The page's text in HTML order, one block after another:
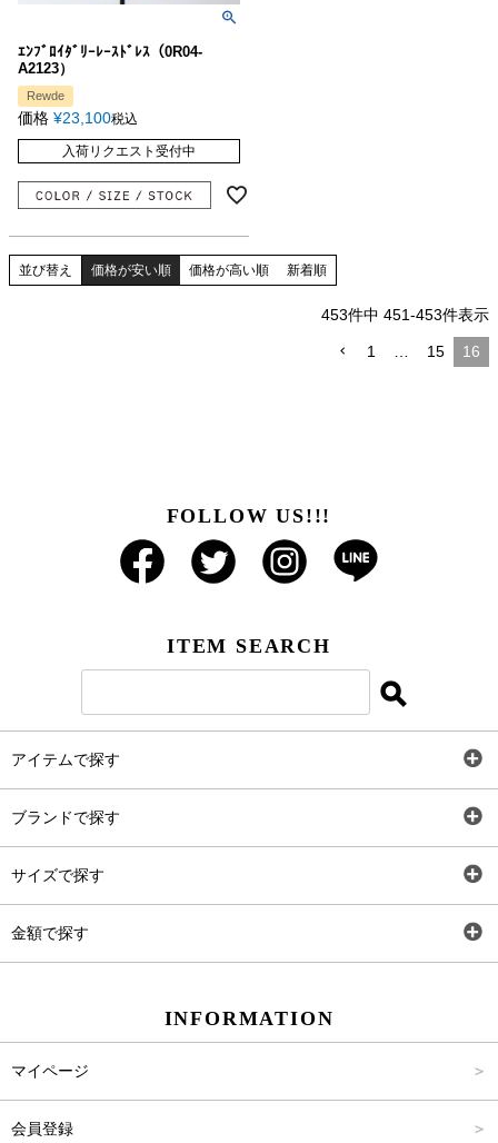
ｴﾝﾌﾞﾛｲﾀﾞﾘｰﾚｰｽﾄﾞﾚｽ（0R04-
A2123）
Rewde
価格 ¥23,100税込
入荷リクエスト受付中
並び替え 価格が安い順 価格が高い順 新着順
453件中 451-453件表示
1 15 16
FOLLOW US!!!
ITEM SEARCH
アイテムで探す
ブランドで探す
サイズで探す
金額で探す
INFORMATION
マイページ
会員登録